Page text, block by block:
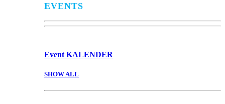
EVENTS
Event KALENDER
SHOW ALL